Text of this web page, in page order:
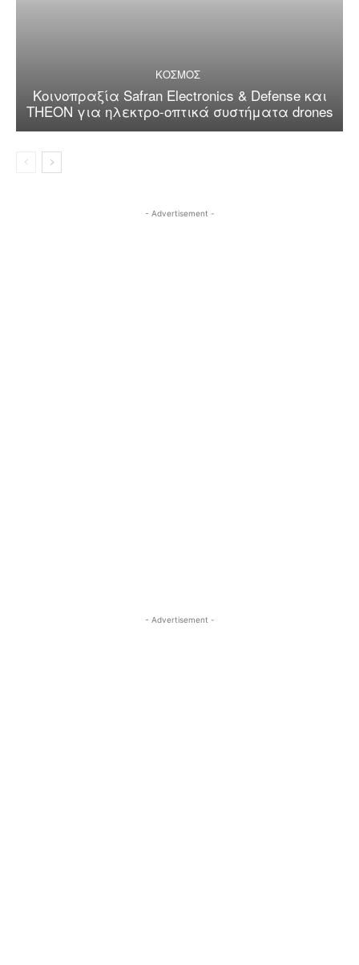
ΚΟΣΜΟΣ
Κοινοπραξία Safran Electronics & Defense και
THEON για ηλεκτρο-οπτικά συστήματα drones
- Advertisement -
- Advertisement -